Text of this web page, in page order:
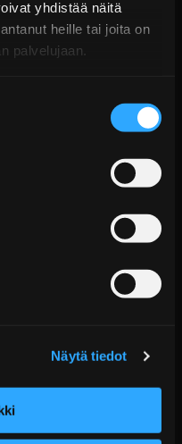
yhdistää näitä
heille tai joita on
palvelujaan.
Näytä tiedot
E36 (1990–1998)
(jälkitoimitus)